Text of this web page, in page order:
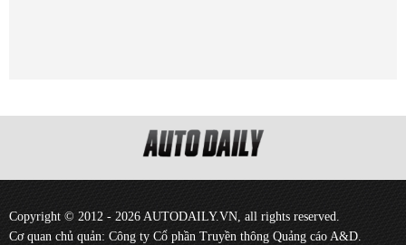
Copyright © 2012 - 2026 AUTODAILY.VN, all rights reserved.
Cơ quan chủ quản: Công ty Cổ phần Truyền thông Quảng cáo A&D.